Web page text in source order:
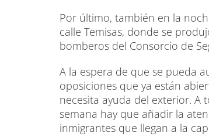
Por último, también en la
calle Temisas, donde se
bomberos del Consorcio de
A la espera de que se pueda
oposiciones que ya están
necesita ayuda del exterior. A
semana hay que añadir la
inmigrantes que llegan a la